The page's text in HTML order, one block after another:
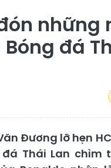
những
đá
Đương lỡ hẹn
Thái Lan chìm